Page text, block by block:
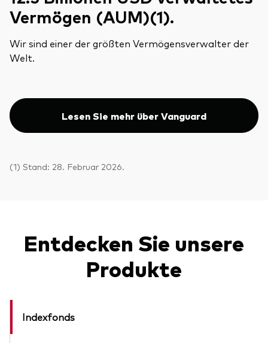
Vermögen (AUM)(1).
Wir sind einer der größten Vermögensverwalter der
Welt.
Lesen Sie mehr über Vanguard
(1) Stand: 28. Februar 2026.
Entdecken Sie unsere
Produkte
Indexfonds